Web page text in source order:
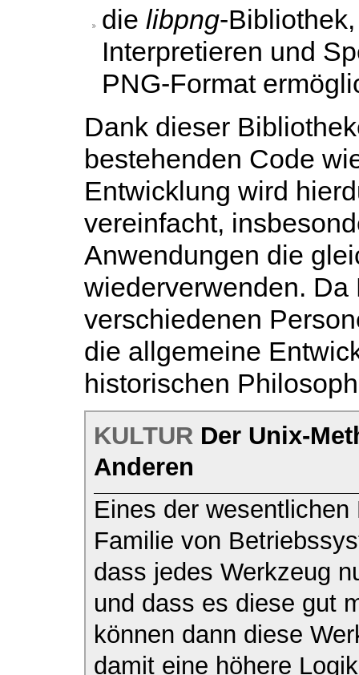
dielibpng-
Interpretieren und
PNG-Format
Dank dieser
bestehenden Code
Entwicklung wird
vereinfacht,
Anwendungen die
wiederverwenden.
verschiedenen
die allgemeine
historischen
KULTUR Der Unix-
Anderen
Eines der
Familie von
dass jedes Werkzeug
und dass es diese gut
können dann diese
damit eine höhere